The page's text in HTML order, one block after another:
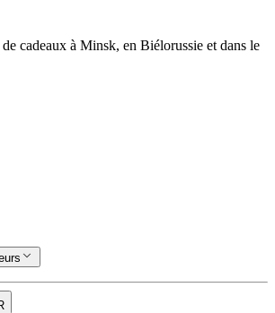
cadeaux à Minsk, en Biélorussie et dans le